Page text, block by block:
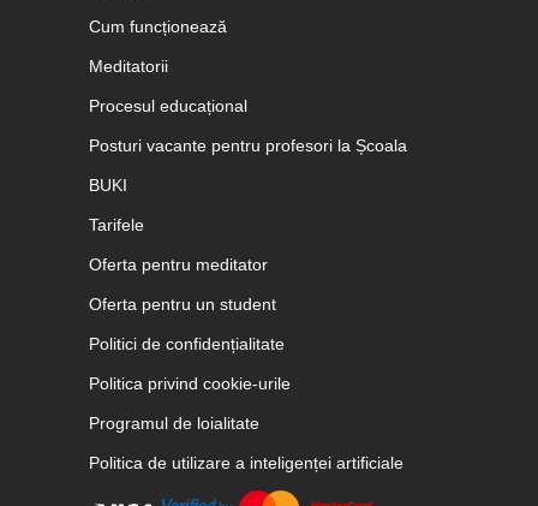
Cum funcționează
Meditatorii
Procesul educațional
Posturi vacante pentru profesori la Școala
BUKI
Tarifele
Oferta pentru meditator
Oferta pentru un student
Politici de confidențialitate
Politica privind cookie-urile
Programul de loialitate
Politica de utilizare a inteligenței artificiale